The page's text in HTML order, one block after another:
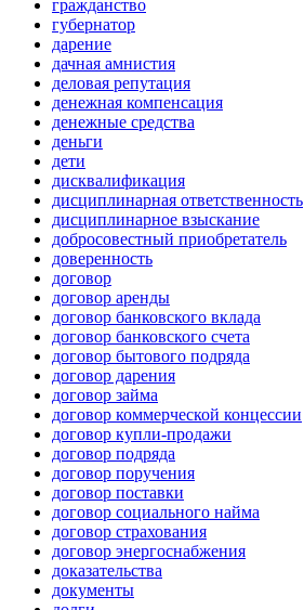
гражданство
губернатор
дарение
дачная амнистия
деловая репутация
денежная компенсация
денежные средства
деньги
дети
дисквалификация
дисциплинарная ответственность
дисциплинарное взыскание
добросовестный приобретатель
доверенность
договор
договор аренды
договор банковского вклада
договор банковского счета
договор бытового подряда
договор дарения
договор займа
договор коммерческой концессии
договор купли-продажи
договор подряда
договор поручения
договор поставки
договор социального найма
договор страхования
договор энергоснабжения
доказательства
документы